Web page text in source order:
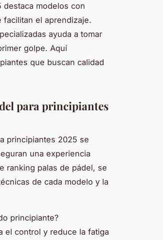
destaca modelos con
el aprendizaje.
ayuda a tomar
golpe. Aquí
que buscan calidad
para principiantes
principiantes 2025 se
una experiencia
ranking palas de pádel, se
de cada modelo y la
principiante?
el control y reduce la fatiga